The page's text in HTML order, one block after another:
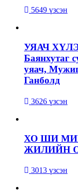
5649 үзсэн
УЯАЧ
Баянхутаг
уяач,
Ганболд
3626 үзсэн
ХО ШИ
ЖИЛИЙН
3013 үзсэн